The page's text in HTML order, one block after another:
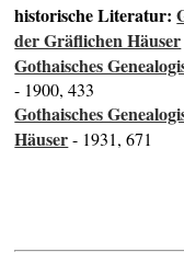
historische Literatur:
der Gräflichen Häuser
Gothaisches
- 1900, 433
Gothaisches
Häuser- 1931, 671